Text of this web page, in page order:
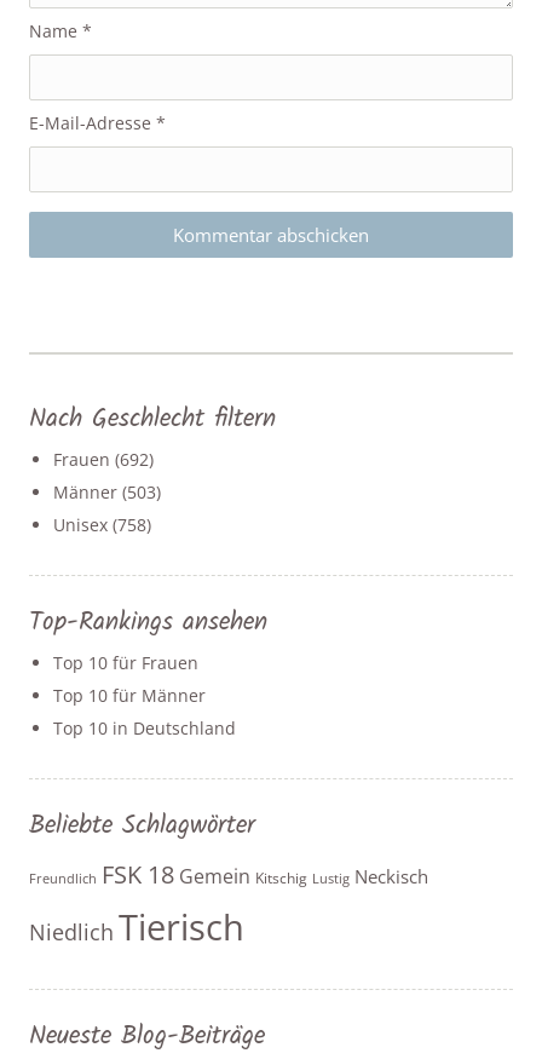
Name*
E-Mail-Adresse*
Nach Geschlecht filtern
Frauen (692)
Männer (503)
Unisex (758)
Top-Rankings ansehen
Top 10 für Frauen
Top 10 für Männer
Top 10 in Deutschland
Beliebte Schlagwörter
Freundlich FSK 18 Gemein Kitschig Lustig Neckisch
Niedlich Tierisch
Neueste Blog-Beiträge